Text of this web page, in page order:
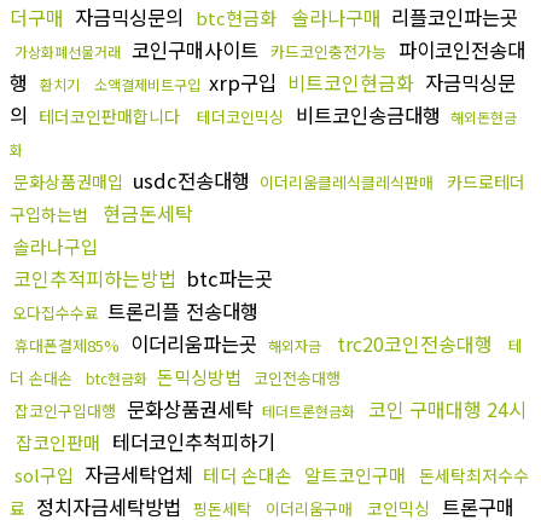
더구매 자금믹싱문의 btc현금화 솔라나구매 리플코인파는곳
가상화폐선물거래 코인구매사이트 카드코인충전가능
파이코인전송대
행
환치기 소액결제비트구입 xrp구입 비트코인현금화 자금믹싱문
의 테더코인판매합니다 테더코인믹싱 비트코인송금대행 해외돈현금
화
문화상품권매입 usdc전송대행 이더리움클레식클레식판매
카드로테더
구입하는법
현금돈세탁
솔라나구입
코인추적피하는방법 btc파는곳
오다집수수료 트론리플 전송대행
휴대폰결제85% 이더리움파는곳 해외자금 trc20코인전송대행
테
더 손대손
btc현금화 돈믹싱방법 코인전송대행
잡코인구입대행 문화상품권세탁 테더트론현금화 코인 구매대행 24시
잡코인판매 테더코인추척피하기
sol구입 자금세탁업체 테더 손대손 알트코인구매 돈세탁최저수수
료 정치자금세탁방법 핑돈세탁 이더리움구매 코인믹싱 트론구매